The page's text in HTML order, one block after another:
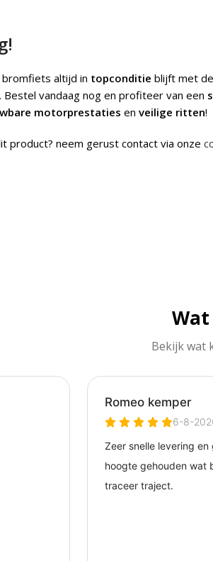
bromfiets altijd in topconditie blijft met de
. Bestel vandaag nog en profiteer van een
motorprestaties en veilige ritten!
product? neem gerust contact via onze
Bekijk wat